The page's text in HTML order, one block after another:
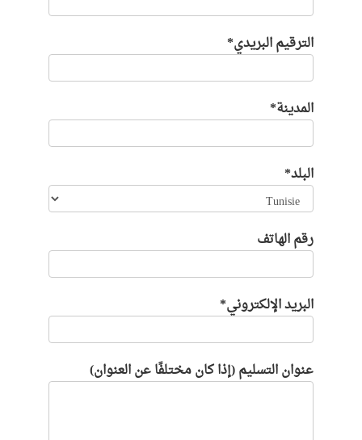
الترقيم البريدي*
المدينة*
البلد*
رقم الهاتف
البريد الإلكتروني*
عنوان التسليم (إذا كان مختلفًا عن العنوان)